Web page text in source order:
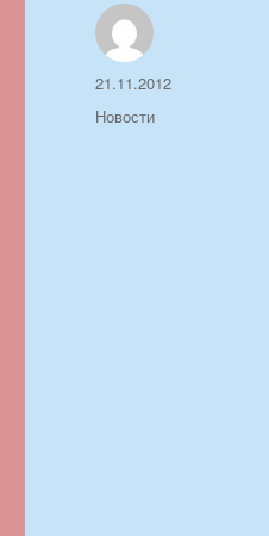
Автор
Опубликовано
21.11.2012
Рубрики
Новости